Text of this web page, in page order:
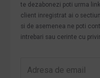
te dezabonezi poti urma
client inregistrat ai o
si de asemenea ne poti
intrebari sau cerinte cu